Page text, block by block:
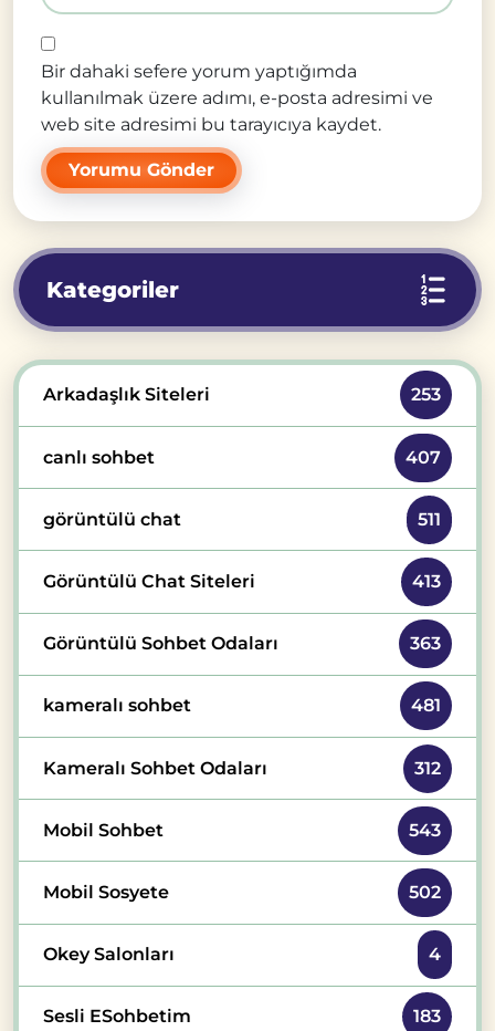
Bir dahaki sefere yorum yaptığımda
kullanılmak üzere adımı, e-posta adresimi ve
web site adresimi bu tarayıcıya kaydet.
Kategoriler
Arkadaşlık Siteleri 253
canlı sohbet 407
görüntülü chat 511
Görüntülü Chat Siteleri 413
Görüntülü Sohbet Odaları 363
kameralı sohbet 481
Kameralı Sohbet Odaları 312
Mobil Sohbet 543
Mobil Sosyete 502
Okey Salonları 4
Sesli ESohbetim 183